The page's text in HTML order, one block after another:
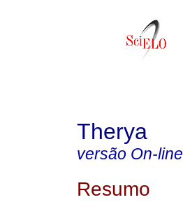
Therya
versão On-line
Resumo